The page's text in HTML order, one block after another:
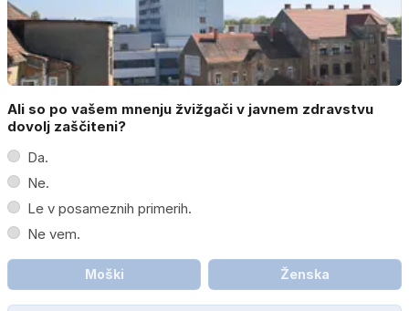
Ali so po vašem mnenju žvižgači v javnem zdravstvu
dovolj zaščiteni?
Da.
Ne.
Le v posameznih primerih.
Ne vem.
Moški Ženska